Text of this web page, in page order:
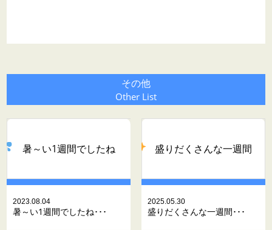
その他
Other List
暑～い1週間でしたね
2023.08.04
暑～い1週間でしたね･･･
盛りだくさんな一週間
2025.05.30
盛りだくさんな一週間･･･